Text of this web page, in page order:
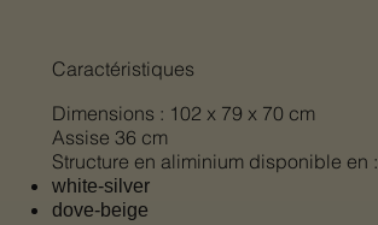
Caractéristiques
Dimensions : 102 x 79 x 70 cm
Assise 36 cm
Structure en aliminium disponible en :
white-silver
dove-beige